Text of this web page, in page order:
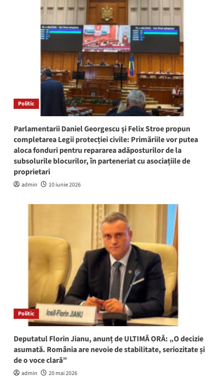
Politic
Parlamentarii Daniel Georgescu și Felix Stroe propun
completarea Legii protecției civile: Primăriile vor putea
aloca fonduri pentru repararea adăposturilor de la
subsolurile blocurilor, în parteneriat cu asociațiile de
proprietari
admin 10 iunie 2026
Politic
Deputatul Florin Jianu, anunț de ULTIMĂ ORĂ: „O decizie
asumată. România are nevoie de stabilitate, seriozitate și
de o voce clară”
admin 20 mai 2026